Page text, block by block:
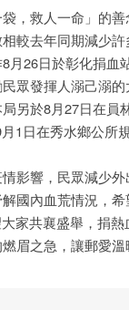
，救人一命」的
較去年同期減少
月26日於彰化捐血
眾發揮人溺己溺
另於8月27日在員
1日在秀水鄉公所
影響，民眾減少
國內血荒情況，
家共襄盛舉，捐
眉之急，讓郵愛溫